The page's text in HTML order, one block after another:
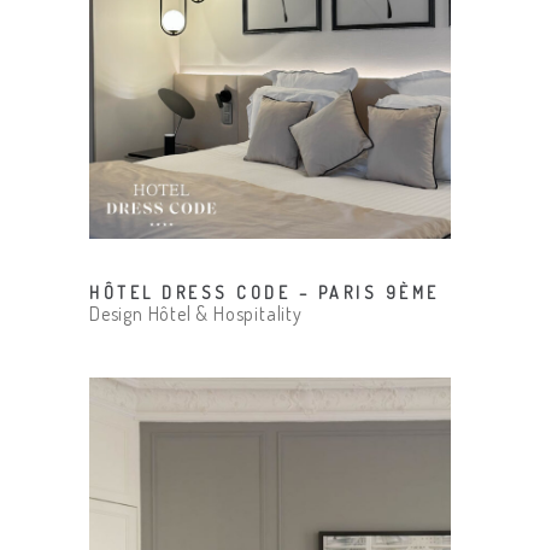
HÔTEL DRESS CODE – PARIS 9ÈME
Design Hôtel & Hospitality